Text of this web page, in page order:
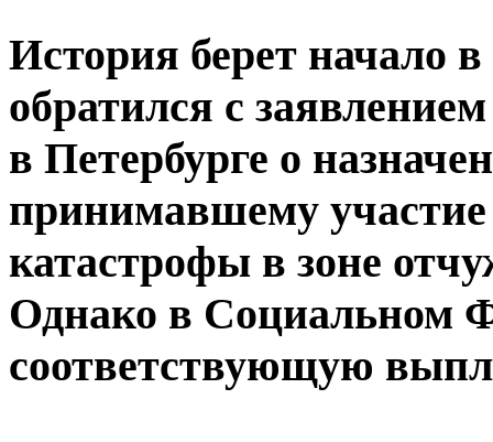
История берет начало
обратился с
в Петербурге о
принимавшему
катастрофы в зоне
Однако в Социальном
соответствующую